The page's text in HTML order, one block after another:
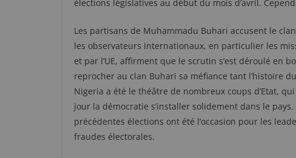
élections législatives au début du mois d’avril.
Les partisans de Muhammadu Buhari accusent le
les observateurs internationaux, en particulier les
et par l’UE, affirment que le scrutin s’est déroulé en
reprocher au clan Buhari sa méfiance tant l’histoire
Nigeria a été le théâtre de nombreux coups d’Etat,
jour la démocratie s’installer solidement dans le
précédentes élections ont été l’occasion pour les
fraudes électorales.